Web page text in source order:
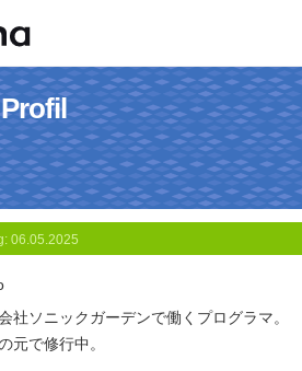
06.05.2025
社ソニックガーデンで働くプログラマ。
元で修行中。